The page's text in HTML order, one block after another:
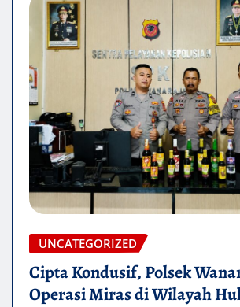
UNCATEGORIZED
Cipta Kondusif, Polsek
Operasi Miras di Wilayah